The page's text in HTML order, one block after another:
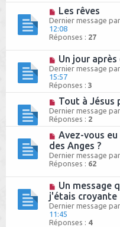
Les rêves
Dernier message par
12:08
Réponses : 27
Un jour
Dernier message par
15:57
Réponses : 3
Tout à Jésus
Dernier message par
Réponses : 2
Avez-vous
des Anges ?
Dernier message par
Réponses : 62
Un message
j'étais croyante
Dernier message par
11:45
Réponses : 4